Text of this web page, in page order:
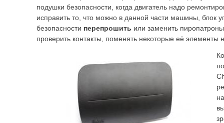
подушки безопасности, когда двигатель надо
исправить то, что можно в данной части машины, блок
безопасности перепрошить или заменить
проверить контакты, поменять некоторые её элементы